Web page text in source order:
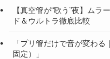
【真空管が“歌う”夜】ム
ド＆ウルトラ徹底比較
「プリ管だけで音が変わ
固定）」